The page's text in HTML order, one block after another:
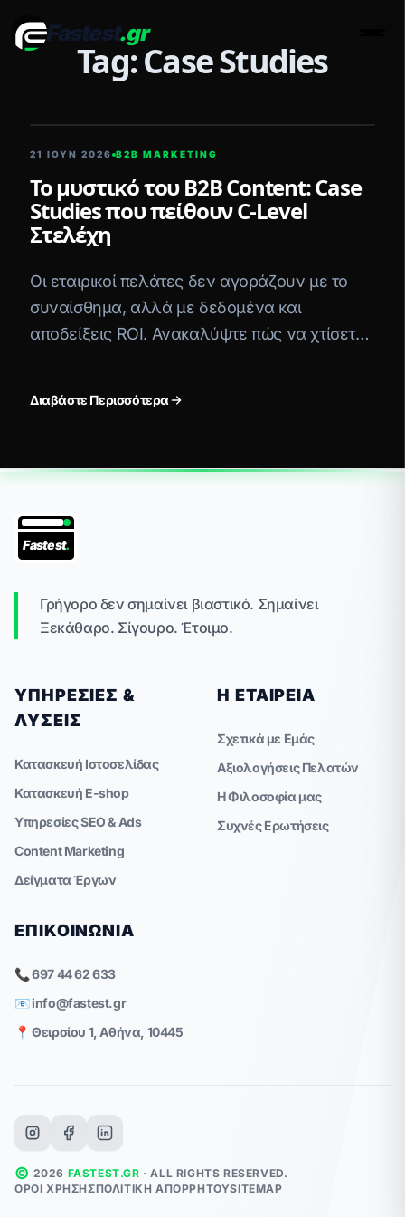
Fastest.gr
Tag: Case Studies
21 ΙΟΥΝ 2026 B2B MARKETING
Το μυστικό του B2B Content: Case
Studies που πείθουν C-Level
Στελέχη
Οι εταιρικοί πελάτες δεν αγοράζουν με το
συναίσθημα, αλλά με δεδομένα και
αποδείξεις ROI. Ανακαλύψτε πώς να χτίσετε
Διαβάστε Περισσότερα
Fastest.
Γρήγορο δεν σημαίνει βιαστικό. Σημαίνει
Ξεκάθαρο. Σίγουρο. Έτοιμο.
ΥΠΗΡΕΣΊΕΣ &
ΛΎΣΕΙΣ
Κατασκευή Ιστοσελίδας
Κατασκευή E-shop
Υπηρεσίες SEO & Ads
Content Marketing
Δείγματα Έργων
Η ΕΤΑΙΡΕΊΑ
Σχετικά με Εμάς
Αξιολογήσεις Πελατών
Η Φιλοσοφία μας
Συχνές Ερωτήσεις
ΕΠΙΚΟΙΝΩΝΊΑ
📞 697 44 62 633
📧info@fastest.gr
📍 Θειρσίου 1, Αθήνα, 10445
© 2026 FASTEST.GR · ALL RIGHTS RESERVED.
ΌΡΟΙ ΧΡΉΣΗΣΠΟΛΙΤΙΚΉ ΑΠΟΡΡΉΤΟΥSITEMAP